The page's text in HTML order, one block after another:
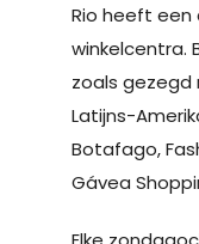
Rio heeft een
winkelcentra.
zoals gezegd
Latijns-
Botafago,
Gávea